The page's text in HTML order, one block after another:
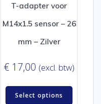
T-adapter voor
M14x1.5 sensor – 26
mm – Zilver
€ 17,00 (excl. btw)
Select options